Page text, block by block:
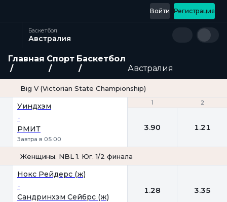
Регистрация
Войти
Баскетбол
Австралия
Главная Спорт Баскетбол
Австралия
Big V (Victorian State Championship)
1 2
Уиндхэм
-
РМИТ
Завтра в 05:00
1 2
3.90 1.21
Женщины. NBL 1. Юг. 1/2 финала
Нокс Рейдерс (ж)
-
Сандринхэм Сейбрс (ж)
1.28 3.35